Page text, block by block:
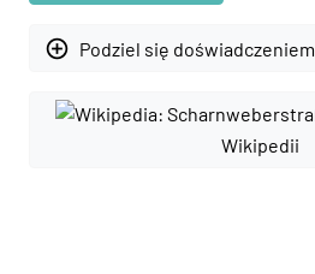
add_circle_outline Podziel się doświadczeniem
Wikipedii